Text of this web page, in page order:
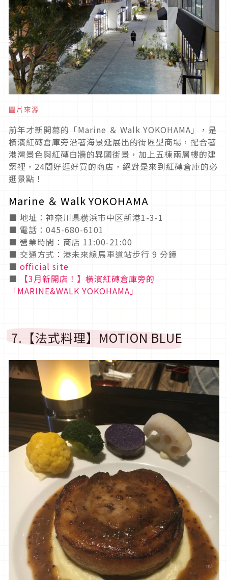
圖片來源
前年才新開幕的「Marine ＆ Walk YOKOHAMA」，是
橫濱紅磚倉庫旁沿著海景延展出的街區型商場，配合著
港灣景色與紅磚白牆的異國街景，加上五棟兩層樓的建
築裡，24間好逛好買的商店，絕對是來到紅磚倉庫的必
逛景點！
Marine ＆ Walk YOKOHAMA
■ 地址：神奈川県横浜市中区新港1-3-1
■ 電話：045-680-6101
■ 營業時間：商店 11:00-21:00
■ 交通方式：港未來線馬車道站步行 9 分鐘
■ official site
■
【3月新開店！】橫濱紅磚倉庫旁的
「MARINE&WALK YOKOHAMA」
7.【法式料理】MOTION BLUE